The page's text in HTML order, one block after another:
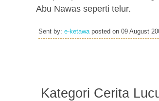
Abu Nawas seperti telur.
Sent by: e-ketawaposted on 09 August
Kategori Cerita